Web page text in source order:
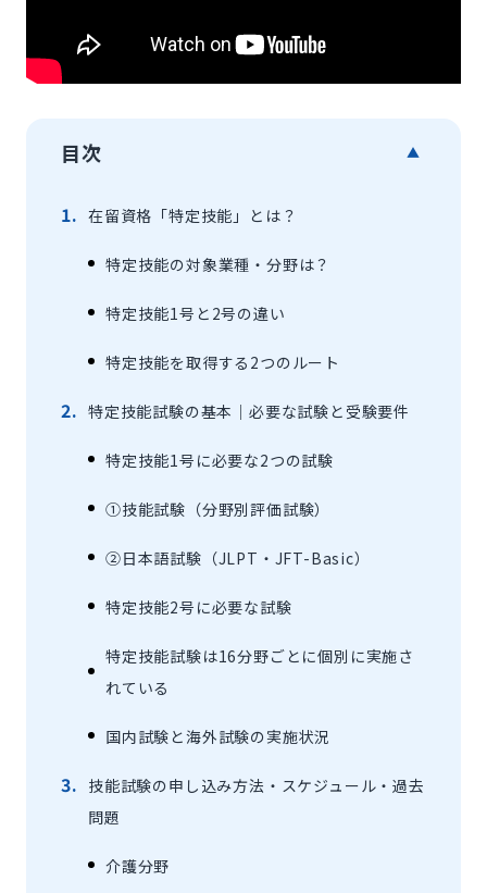
目次 ▲
在留資格「特定技能」とは？
特定技能の対象業種・分野は？
特定技能1号と2号の違い
特定技能を取得する2つのルート
特定技能試験の基本｜必要な試験と受験要件
特定技能1号に必要な2つの試験
①技能試験（分野別評価試験）
②日本語試験（JLPT・JFT-Basic）
特定技能2号に必要な試験
特定技能試験は16分野ごとに個別に実施さ
れている
国内試験と海外試験の実施状況
技能試験の申し込み方法・スケジュール・過去
問題
介護分野